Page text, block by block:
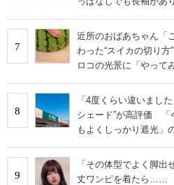
7
近所のおばあちゃん「
わった“スイカの切り
ロコの光景に「やって
8
「4度くらい違いまし
シェード”が高評価 「
もよくしっかり遮光」
9
「その体型でよく脚
丈ワンピを着たら……